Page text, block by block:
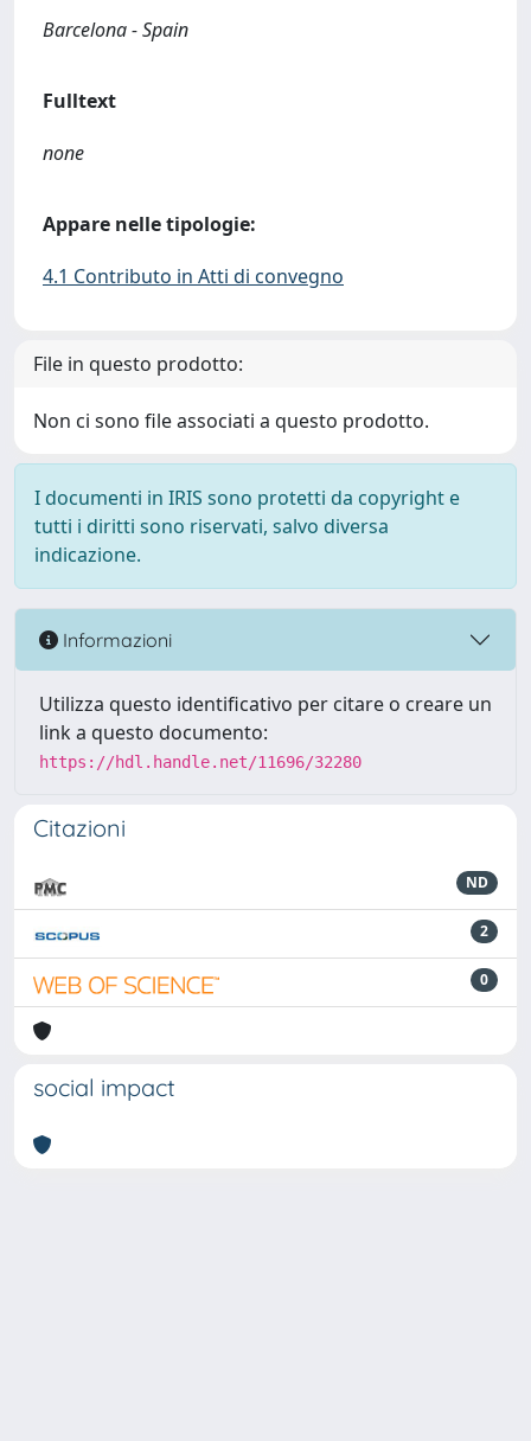
Barcelona - Spain
Fulltext
none
Appare nelle tipologie:
4.1 Contributo in Atti di convegno
File in questo prodotto:
Non ci sono file associati a questo prodotto.
I documenti in IRIS sono protetti da copyright e
tutti i diritti sono riservati, salvo diversa
indicazione.
Informazioni
Utilizza questo identificativo per citare o creare un
link a questo documento:
https://hdl.handle.net/11696/32280
Citazioni
ND
2
0
social impact